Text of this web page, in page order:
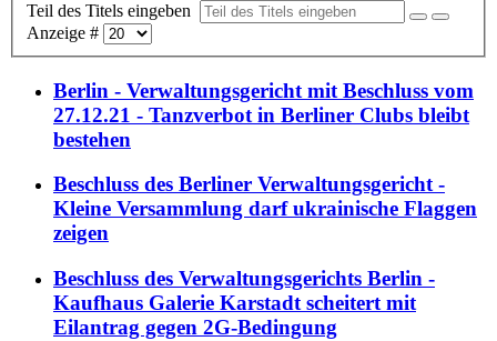
Teil des Titels eingeben
Anzeige #
Berlin - Verwaltungsgericht mit Beschluss vom
27.12.21 - Tanzverbot in Berliner Clubs bleibt
bestehen
Beschluss des Berliner Verwaltungsgericht -
Kleine Versammlung darf ukrainische Flaggen
zeigen
Beschluss des Verwaltungsgerichts Berlin -
Kaufhaus Galerie Karstadt scheitert mit
Eilantrag gegen 2G-Bedingung